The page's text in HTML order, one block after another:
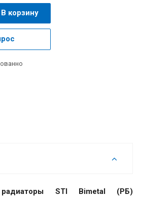
В корзину
радиаторы STI Bimetal (РБ)